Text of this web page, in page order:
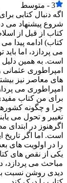
3
- متوسط
اگه دنبال کتابی
شروع پیشنهاد می
کتاب) ادامه پیدا
می پردازد، اما
است. به همین دلیل
امپراطوری
های معاصر نیز
امپراطوری می
برای من کتاب
چرا و چگونه
تغییر و تحول می
اگرهنوز در ابتدای
است. اما اگر
را در اولویت های
یکی از نقص های
مباحث می پردازد،
دیدی روشن نسبت به